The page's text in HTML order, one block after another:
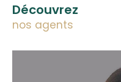
Découvrez
nos agents